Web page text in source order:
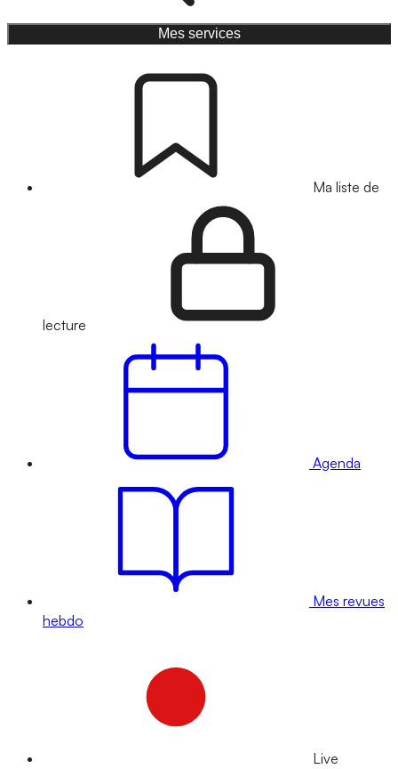
Mes services
Ma liste de
lecture
Agenda
Mes revues
hebdo
Live